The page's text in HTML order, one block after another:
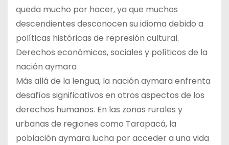
queda mucho por hacer, ya que muchos
descendientes desconocen su idioma debido a
políticas históricas de represión cultural.
Derechos económicos, sociales y políticos de la
nación aymara
Más allá de la lengua, la nación aymara enfrenta
desafíos significativos en otros aspectos de los
derechos humanos. En las zonas rurales y
urbanas de regiones como Tarapacá, la
población aymara lucha por acceder a una vida